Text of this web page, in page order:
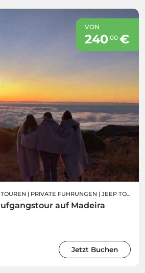
VON
240 00€
| PRIVATE FÜHRUNGEN | JEEP TOUREN
auf Madeira
Jetzt Buchen